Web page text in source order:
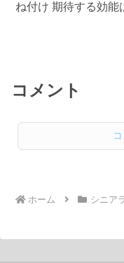
ね付け 期待する効能
コメント
ホーム シニア